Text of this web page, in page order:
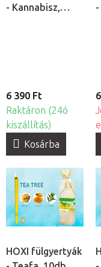
- Kannabisz,
6 390 Ft
Raktáron (24ó
kiszállítás)
Kosárba
HOXI fülgyertyák